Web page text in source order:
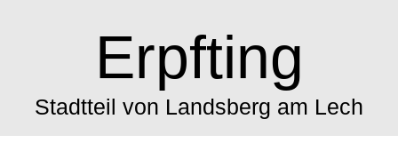
Erpfting
Stadtteil von Landsberg am Lech